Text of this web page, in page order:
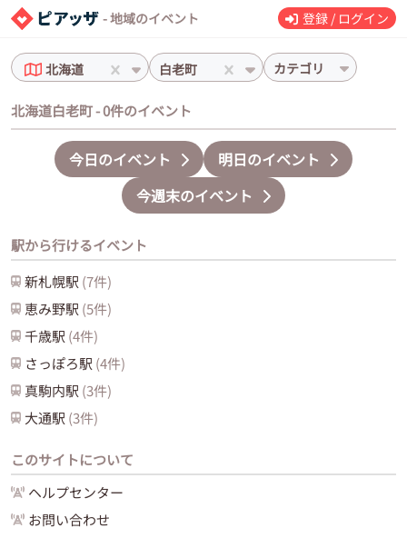
- 地域のイベント 登録 / ログイン
北海道 白老町 カテゴリ
北海道白老町 - 0件のイベント
今日のイベント
明日のイベント
今週末のイベント
駅から行けるイベント
新札幌駅 (7件)
恵み野駅 (5件)
千歳駅 (4件)
さっぽろ駅 (4件)
真駒内駅 (3件)
大通駅 (3件)
このサイトについて
ヘルプセンター
お問い合わせ